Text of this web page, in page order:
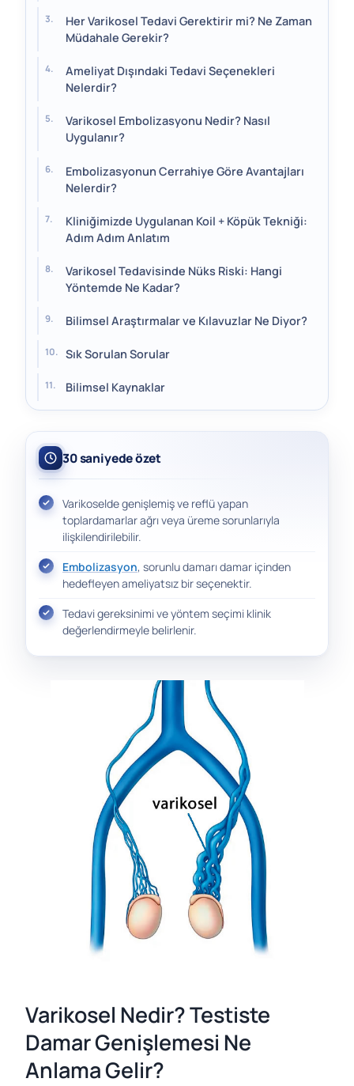
Her Varikosel Tedavi Gerektirir mi? Ne Zaman
Müdahale Gerekir?
Ameliyat Dışındaki Tedavi Seçenekleri
Nelerdir?
Varikosel Embolizasyonu Nedir? Nasıl
Uygulanır?
Embolizasyonun Cerrahiye Göre Avantajları
Nelerdir?
Kliniğimizde Uygulanan Koil + Köpük Tekniği:
Adım Adım Anlatım
Varikosel Tedavisinde Nüks Riski: Hangi
Yöntemde Ne Kadar?
Bilimsel Araştırmalar ve Kılavuzlar Ne Diyor?
Sık Sorulan Sorular
Bilimsel Kaynaklar
30 saniyede özet
Varikoselde genişlemiş ve reflü yapan
toplardamarlar ağrı veya üreme sorunlarıyla
ilişkilendirilebilir.
Embolizasyon, sorunlu damarı damar içinden
hedefleyen ameliyatsız bir seçenektir.
Tedavi gereksinimi ve yöntem seçimi klinik
değerlendirmeyle belirlenir.
Varikosel Nedir? Testiste
Damar Genişlemesi Ne
Anlama Gelir?